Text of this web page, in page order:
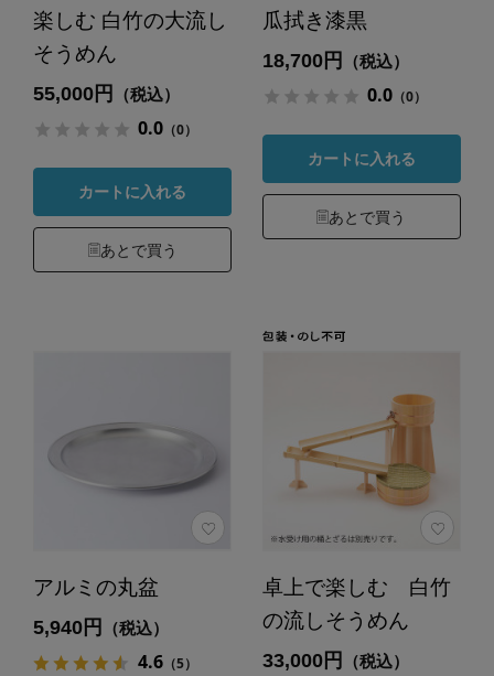
楽しむ 白竹の大流し
そうめん
55,000円 （税込）
0.0（0）
カートに入れる
あとで買う
瓜拭き漆黒
18,700円 （税込）
0.0（0）
カートに入れる
あとで買う
アルミの丸盆
5,940円 （税込）
4.6（5）
卓上で楽しむ 白竹
の流しそうめん
33,000円 （税込）